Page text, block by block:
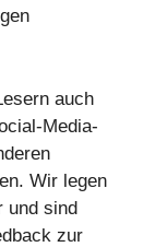
auch
Media-
Wir legen
und sind
zur